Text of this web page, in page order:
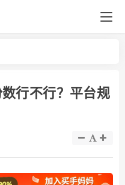
行不行？平台规